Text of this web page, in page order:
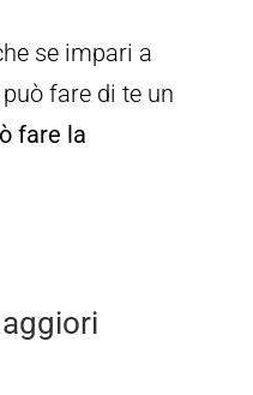
se impari a
fare di te un
fare la